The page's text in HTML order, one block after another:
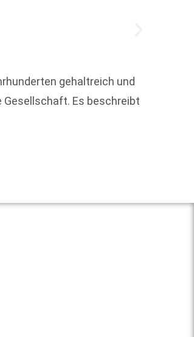
gehaltreich und
Gesellschaft. Es beschreibt